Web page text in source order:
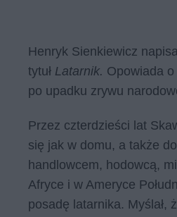
Henryk Sienkiewicz
tytuł Latarnik. Opowiada o
po upadku zrywu
Przez czterdzieści lat
się jak w domu, a także
handlowcem, hodowcą,
Afryce i w Ameryce
posadę latarnika. Myślał,